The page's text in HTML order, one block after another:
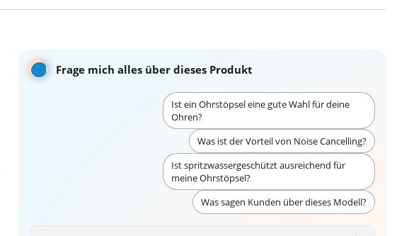
Frage mich alles über dieses Produkt
Ist ein Ohrstöpsel eine gute Wahl für deine
Ohren?
Was ist der Vorteil von Noise Cancelling?
Ist spritzwassergeschützt ausreichend für
meine Ohrstöpsel?
Was sagen Kunden über dieses Modell?